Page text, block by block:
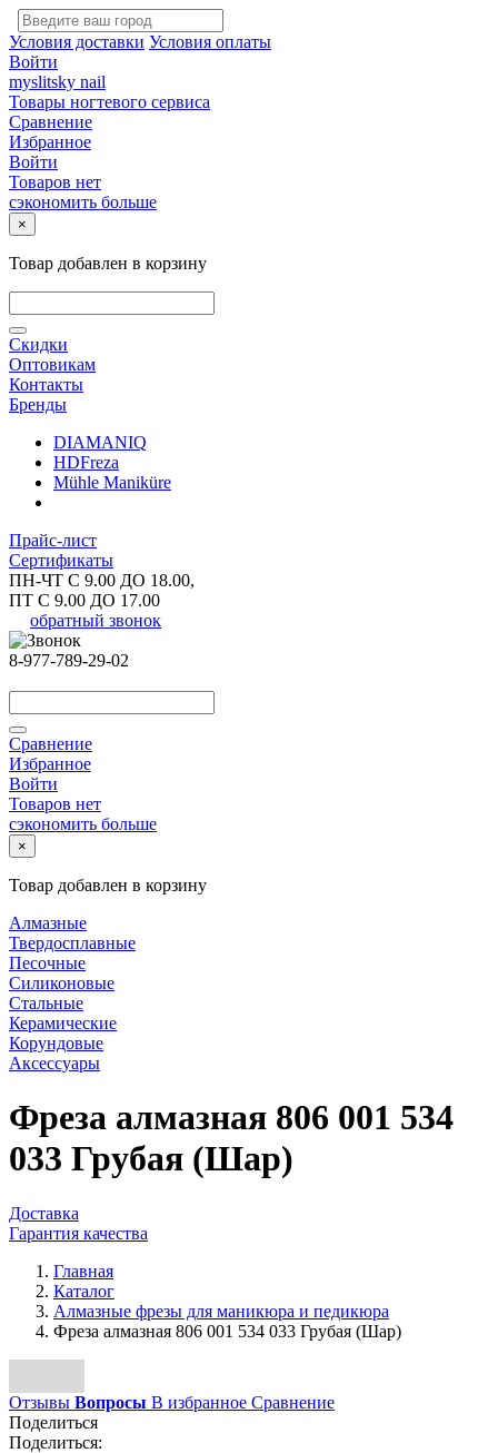
Условия доставки Условия оплаты
Войти
myslitsky nail
Товары ногтевого сервиса
Сравнение
Избранное
Войти
Товаров нет
сэкономить больше
×
Товар добавлен в корзину
Скидки
Оптовикам
Контакты
Бренды
DIAMANIQ
HDFreza
Mühle Maniküre
Прайс-лист
Сертификаты
ПН-ЧТ С 9.00 ДО 18.00,
ПТ С 9.00 ДО 17.00
обратный звонок
8-977-789-29-02
Сравнение
Избранное
Войти
Товаров нет
сэкономить больше
×
Товар добавлен в корзину
Алмазные
Твердосплавные
Песочные
Силиконовые
Стальные
Керамические
Корундовые
Аксессуары
Фреза алмазная 806 001 534
033 Грубая (Шар)
Доставка
Гарантия качества
Главная
Каталог
Алмазные фрезы для маникюра и педикюра
Фреза алмазная 806 001 534 033 Грубая (Шар)
Отзывы Вопросы В избранное Сравнение
Поделиться
Поделиться: